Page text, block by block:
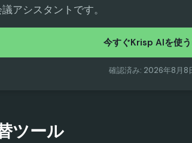
アシスタントです。
今すぐKrisp AIを使う
確認済み: 2026年8月8
ツール